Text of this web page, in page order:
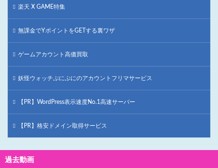
楽天 X GAME特集
無課金でYポイントをGETする裏ワザ
ゲームアカウント高価買取
妖怪ウォッチぷにぷにのアカウントフリマサービス
【PR】WordPress表示速度No.1高速サーバー
【PR】格安ドメイン取得サービス
過去動画